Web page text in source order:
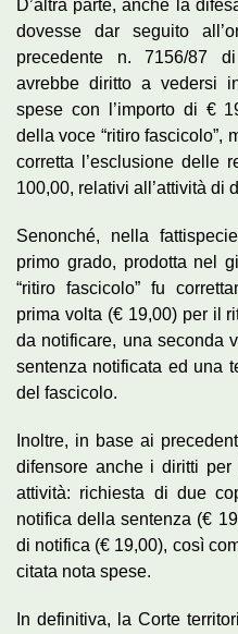
D’altra parte, anche la
dovesse dar seguito
precedente n. 7156/87
avrebbe diritto a vedersi
spese con l’importo di €
della voce “ritiro fascicolo”,
corretta l’esclusione delle
100,00, relativi all’attività di
Senonché, nella
primo grado, prodotta nel
“ritiro fascicolo” fu
prima volta (€ 19,00) per il
da notificare, una seconda
sentenza notificata ed una
del fascicolo.
Inoltre, in base ai
difensore anche i diritti per
attività: richiesta di due
notifica della sentenza (€
di notifica (€ 19,00), così
citata nota spese.
In definitiva, la Corte